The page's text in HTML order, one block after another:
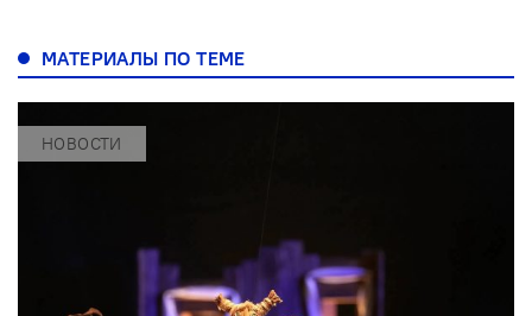
МАТЕРИАЛЫ ПО ТЕМЕ
НОВОСТИ